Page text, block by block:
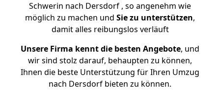
Schwerin nach Dersdorf , so angenehm wie
möglich zu machen und Sie zu unterstützen,
damit alles reibungslos verläuft
Unsere Firma kennt die besten Angebote, und
wir sind stolz darauf, behaupten zu können,
Ihnen die beste Unterstützung für Ihren Umzug
nach Dersdorf bieten zu können.